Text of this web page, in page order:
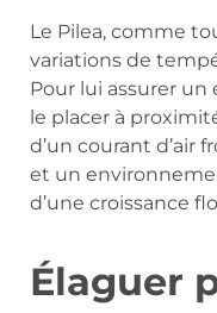
Le Pilea, comme
variations de
Pour lui assurer
le placer à
d’un courant d’air
et un
d’une croissance
Élaguer